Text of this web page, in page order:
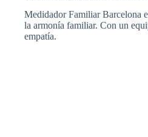
Medidador Familiar Barcelona
la armonía familiar. Con un
empatía.